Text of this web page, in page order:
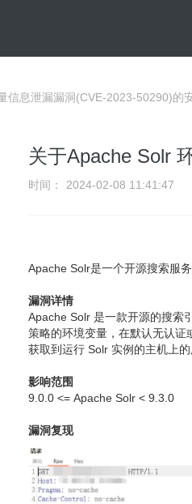
信息泄漏漏洞(CVE-2023-50290)的
关于Apache Solr
时间： 2024-02-08 11:41:47
Apache Solr是一个开源搜索服
漏洞详情
Apache Solr 是一款开源的搜索
策略的环境变量，在默认无认
获取到运行 Solr 实例的主机上
影响范围
9.0.0 <= Apache Solr < 9.3.0
漏洞复现